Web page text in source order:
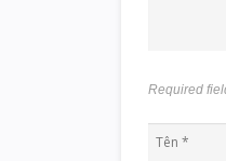
Required